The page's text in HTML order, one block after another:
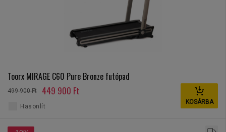
Toorx MIRAGE C60 Pure Bronze futópad
499 900 Ft 449 900 Ft
KOSÁRBA
Hasonlít